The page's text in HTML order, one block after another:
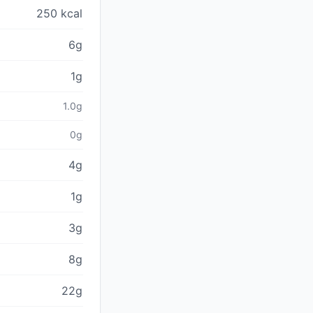
250 kcal
6g
1g
1.0g
0g
4g
1g
3g
8g
22g